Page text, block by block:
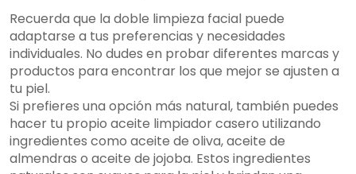
Recuerda que la doble limpieza facial puede
adaptarse a tus preferencias y necesidades
individuales. No dudes en probar diferentes marcas y
productos para encontrar los que mejor se ajusten a
tu piel.
Si prefieres una opción más natural, también puedes
hacer tu propio aceite limpiador casero utilizando
ingredientes como aceite de oliva, aceite de
almendras o aceite de jojoba. Estos ingredientes